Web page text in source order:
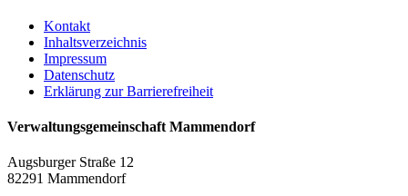
Kontakt
Inhaltsverzeichnis
Impressum
Datenschutz
Erklärung zur Barrierefreiheit
Verwaltungsgemeinschaft Mammendorf
Augsburger Straße 12
82291 Mammendorf